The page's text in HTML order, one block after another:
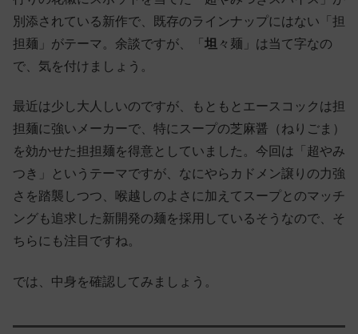
別添されている新作で、既存のラインナップにはない「担
担麺」がテーマ。余談ですが、「 坦 々麺」は当て字なの
で、気を付けましょう。
最近は少し大人しいのですが、もともとエースコックは担
担麺に強いメーカーで、特にスープの芝麻醤（ねりごま）
を効かせた担担麺を得意としていました。今回は「超やみ
つき」というテーマですが、なにやらカドメン譲りの力強
さを踏襲しつつ、喉越しのよさに加えてスープとのマッチ
ングも追求した新開発の麺を採用しているそうなので、そ
ちらにも注目ですね。
では、中身を確認してみましょう。